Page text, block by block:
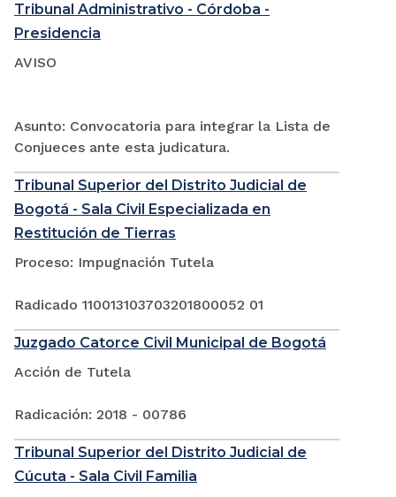
Tribunal Administrativo - Córdoba -
Presidencia
AVISO
Asunto: Convocatoria para integrar la Lista de
Conjueces ante esta judicatura.
Tribunal Superior del Distrito Judicial de
Bogotá - Sala Civil Especializada en
Restitución de Tierras
Proceso: Impugnación Tutela
Radicado 110013103703201800052 01
Juzgado Catorce Civil Municipal de Bogotá
Acción de Tutela
Radicación: 2018 - 00786
Tribunal Superior del Distrito Judicial de
Cúcuta - Sala Civil Familia